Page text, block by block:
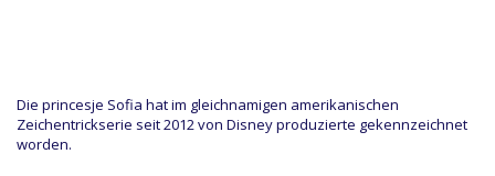
Die princesje Sofia hat im gleichnamigen amerikanischen
Zeichentrickserie seit 2012 von Disney produzierte gekennzeichnet
worden.